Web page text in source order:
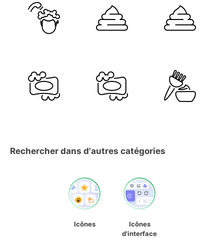
Rechercher dans d'autres catégories
Icônes
Icônes
d'interface